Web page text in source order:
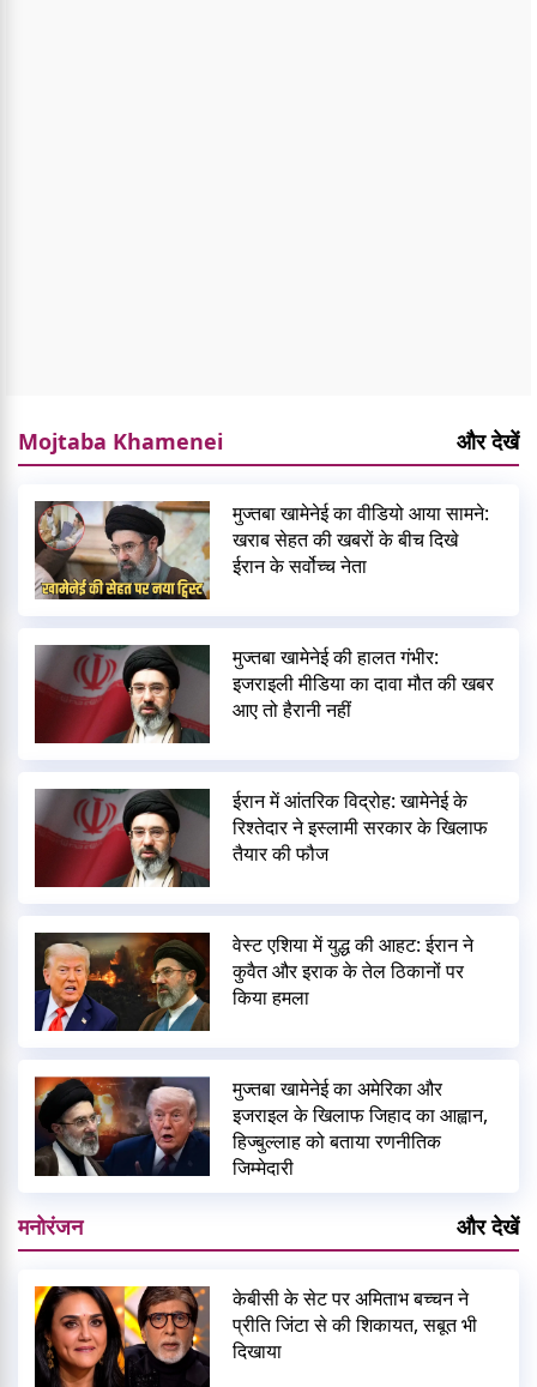
Mojtaba Khamenei और देखें
मुज्तबा खामेनेई का वीडियो आया सामने:
खराब सेहत की खबरों के बीच दिखे
ईरान के सर्वोच्च नेता
मुज्तबा खामेनेई की हालत गंभीर:
इजराइली मीडिया का दावा मौत की खबर
आए तो हैरानी नहीं
ईरान में आंतरिक विद्रोह: खामेनेई के
रिश्तेदार ने इस्लामी सरकार के खिलाफ
तैयार की फौज
वेस्ट एशिया में युद्ध की आहट: ईरान ने
कुवैत और इराक के तेल ठिकानों पर
किया हमला
मुज्तबा खामेनेई का अमेरिका और
इजराइल के खिलाफ जिहाद का आह्वान,
हिज्बुल्लाह को बताया रणनीतिक
जिम्मेदारी
मनोरंजन और देखें
केबीसी के सेट पर अमिताभ बच्चन ने
प्रीति जिंटा से की शिकायत, सबूत भी
दिखाया